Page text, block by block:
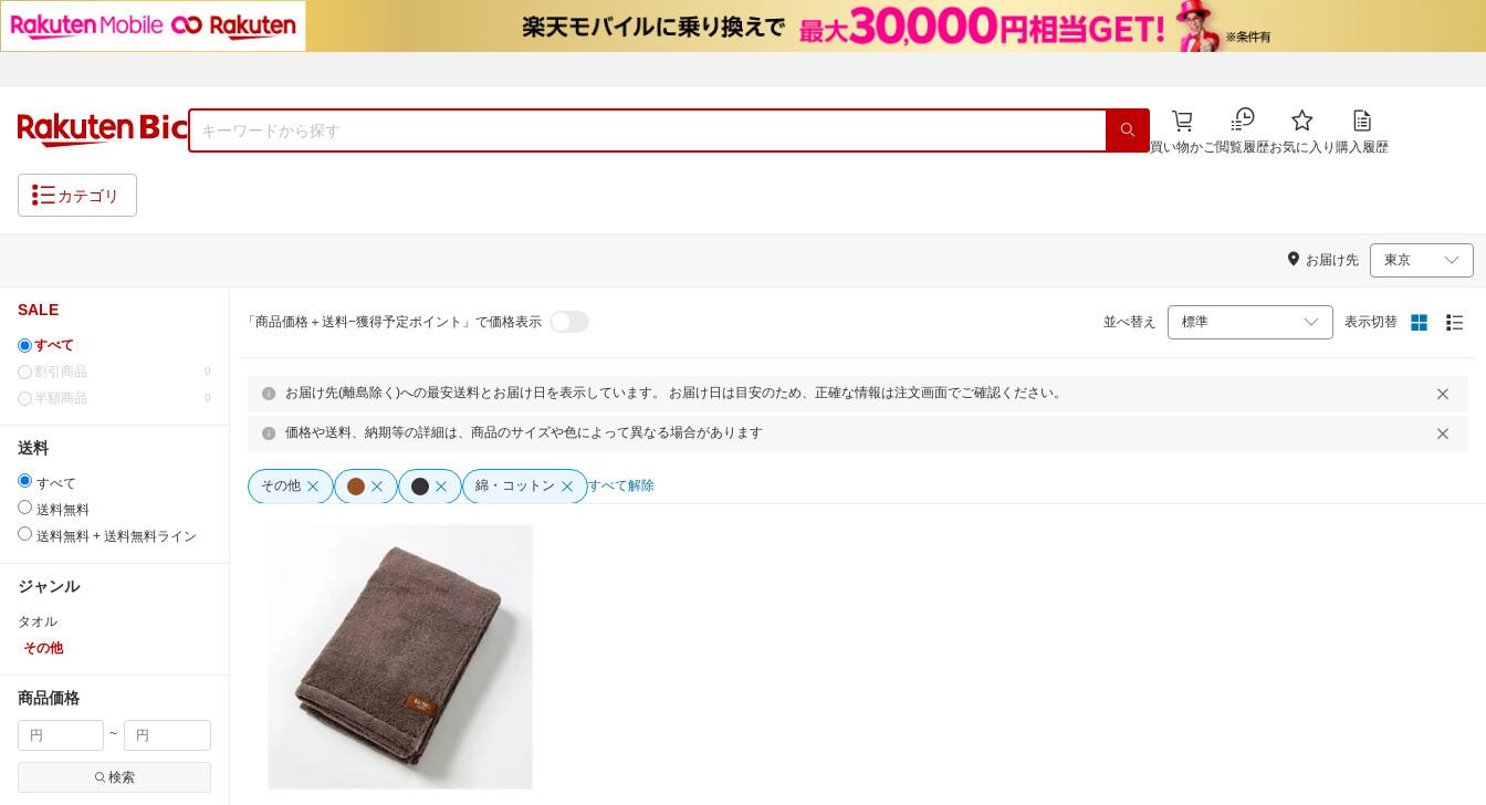
買い物かご閲覧履歴お気に入り 購入履歴
カテゴリ
お届け先
SALE
すべて
0
割引商品
0
半額商品
送料
すべて
送料無料
送料無料 + 送料無料ライン
ジャンル
タオル
その他
商品価格
~
検索
「商品価格＋送料−獲得予定ポイント」で価格表示 並べ替え 表示切替
お届け先(離島除く)への最安送料とお届け日を表示しています。 お届け日は目安のため、正確な情報は注文画面でご確認ください。
価格や送料、納期等の詳細は、商品のサイズや色によって異なる場合があります
その他 綿・コットン すべて解除